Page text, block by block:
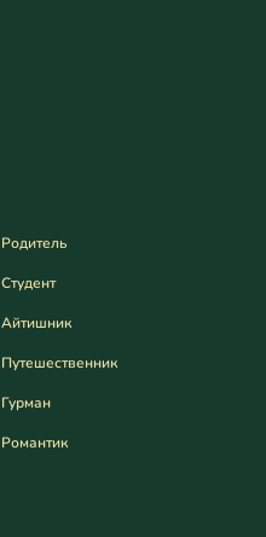
Родитель
Студент
Айтишник
Путешественник
Гурман
Романтик